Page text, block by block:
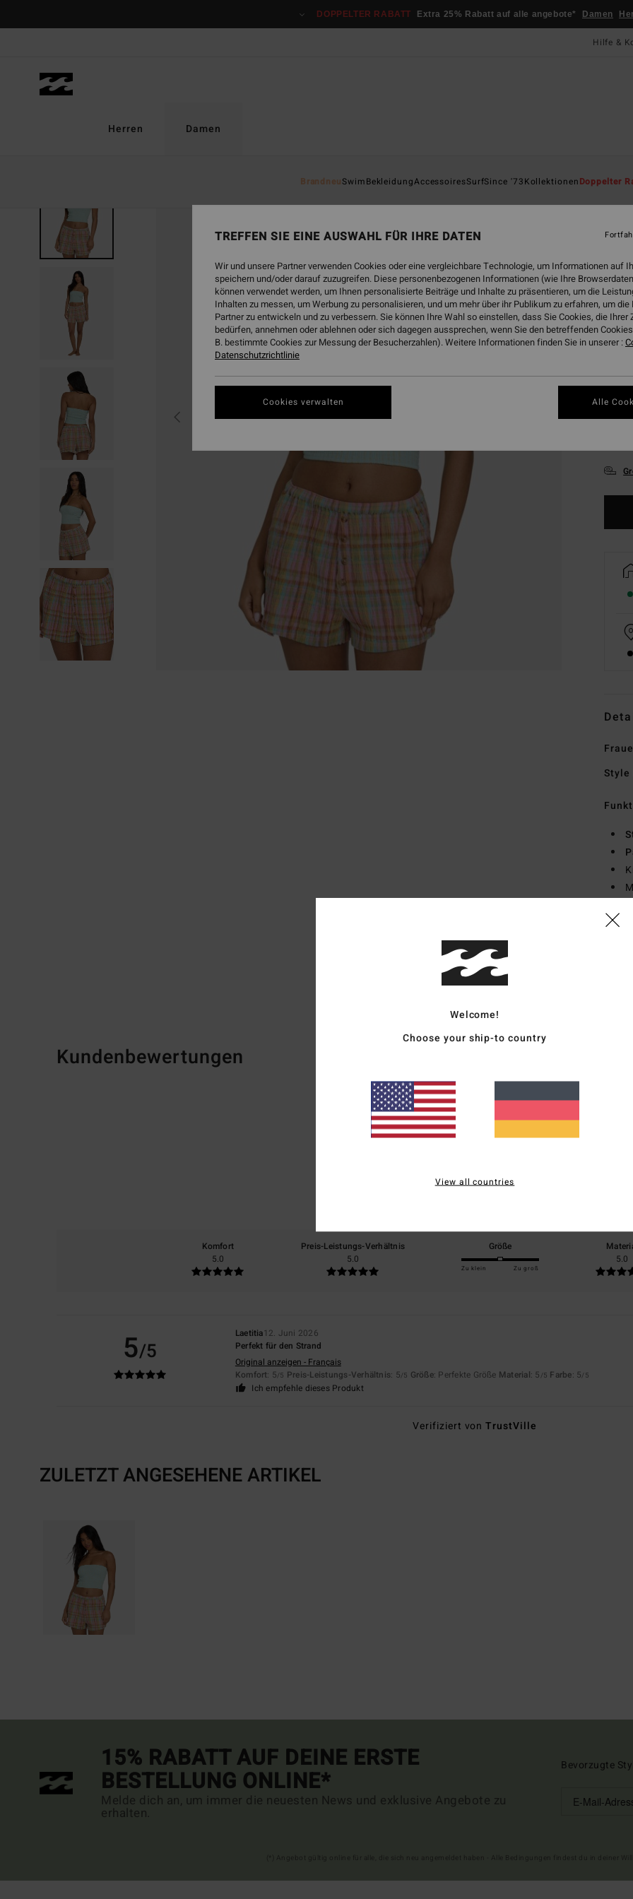
DOPPELTER RABATT Extra 25% Rabatt auf alle angebote* Damen
Hilfe &
Herren Damen
BrandneuSwimBekleidungAccessoiresSurfSince '73KollektionenDoppelter
Farbe
Style
Kundenbewertungen
Durchschnittliche Bewertung
5.0
Komfort
5.0
Preis-Leistungs-Verhältnis
5.0
Größe
Zu klein Zu groß
5.0
5/5
Laetitia12. Juni 2026
Perfekt für den Strand
Original anzeigen - Français
Komfort: 5/5 Preis-Leistungs-Verhältnis: 5/5 Größe: Perfekte Größe Material: 5 /5 Farbe: 5/5
Ich empfehle dieses Produkt
Verifiziert vonTrustVille
ZULETZT ANGESEHENE ARTIKEL
15% RABATT AUF DEINE ERSTE
BESTELLUNG ONLINE*
Melde dich an, um immer die neuesten News und exklusive Angebote zu
erhalten.
Bevorzugte
Welcome!
Choose your ship-to country
View all countries
TREFFEN SIE EINE AUSWAHL FÜR IHRE DATEN
Wir und unsere Partner verwenden Cookies oder eine vergleichbare Technologie, um Informationen auf
speichern und/oder darauf zuzugreifen. Diese personenbezogenen Informationen (wie Ihre
können verwendet werden, um Ihnen personalisierte Beiträge und Inhalte zu präsentieren, um die
Inhalten zu messen, um Werbung zu personalisieren, und um mehr über ihr Publikum zu erfahren, um
Partner zu entwickeln und zu verbessern. Sie können Ihre Wahl so einstellen, dass Sie Cookies, die Ihrer
bedürfen, annehmen oder ablehnen oder sich dagegen aussprechen, wenn Sie den betreffenden
B. bestimmte Cookies zur Messung der Besucherzahlen). Weitere Informationen finden Sie in unserer :
Datenschutzrichtlinie
Cookies verwalten Alle